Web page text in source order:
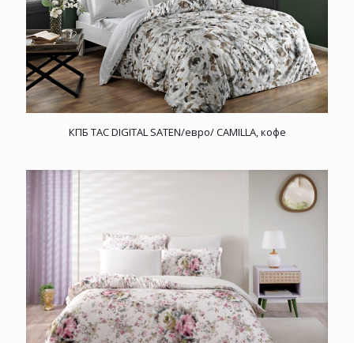
КПБ TAC DIGITAL SATEN/евро/ CAMILLA, кофе